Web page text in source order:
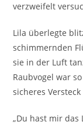
verzweifelt
Lila überlegte
schimmernden
sie in der Luft
Raubvogel war
sicheres
„Du hast mir das